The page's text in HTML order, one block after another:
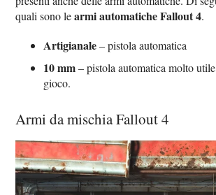
quali sono learmi automatiche Fallout 4.
Artigianale– pistola automatica
10 mm– pistola automatica molto
gioco.
Armi da mischia Fallout 4